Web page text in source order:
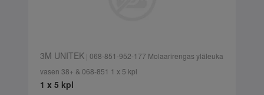
3M UNITEK| 068-851-952-177 Molaarirengas yläleuka
vasen 38+ & 068-851 1 x 5 kpl
1 x 5 kpl